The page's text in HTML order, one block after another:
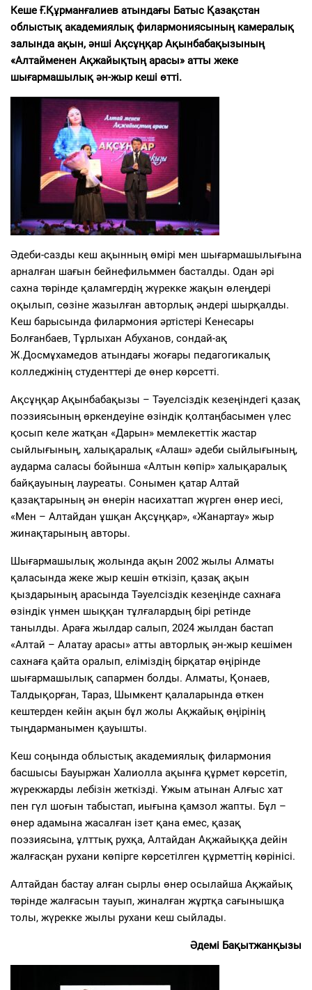
Кеше Ғ.Құрманғалиев атындағы Батыс Қазақстан
облыстық академиялық филармониясының камералық
залында ақын, әнші Ақсұңқар Ақынбабақызының
«Алтайменен Ақжайықтың арасы» атты жеке
шығармашылық ән-жыр кеші өтті.
Әдеби-сазды кеш ақынның өмірі мен шығармашылығына
арналған шағын бейнефильммен басталды. Одан әрі
сахна төрінде қаламгердің жүрекке жақын өлеңдері
оқылып, сөзіне жазылған авторлық әндері шырқалды.
Кеш барысында филармония әртістері Кенесары
Болғанбаев, Тұрлыхан Абуханов, сондай-ақ
Ж.Досмұхамедов атындағы жоғары педагогикалық
колледжінің студенттері де өнер көрсетті.
Ақсұңқар Ақынбабақызы – Тәуелсіздік кезеңіндегі қазақ
поэзиясының өркендеуіне өзіндік қолтаңбасымен үлес
қосып келе жатқан «Дарын» мемлекеттік жастар
сыйлығының, халықаралық «Алаш» әдеби сыйлығының,
аударма саласы бойынша «Алтын көпір» халықаралық
байқауының лауреаты. Сонымен қатар Алтай
қазақтарының ән өнерін насихаттап жүрген өнер иесі,
«Мен – Алтайдан ұшқан Ақсұңқар», «Жанартау» жыр
жинақтарының авторы.
Шығармашылық жолында ақын 2002 жылы Алматы
қаласында жеке жыр кешін өткізіп, қазақ ақын
қыздарының арасында Тәуелсіздік кезеңінде сахнаға
өзіндік үнмен шыққан тұлғалардың бірі ретінде
танылды. Араға жылдар салып, 2024 жылдан бастап
«Алтай – Алатау арасы» атты авторлық ән-жыр кешімен
сахнаға қайта оралып, еліміздің бірқатар өңірінде
шығармашылық сапармен болды. Алматы, Қонаев,
Талдықорған, Тараз, Шымкент қалаларында өткен
кештерден кейін ақын бұл жолы Ақжайық өңірінің
тыңдарманымен қауышты.
Кеш соңында облыстық академиялық филармония
басшысы Бауыржан Халиолла ақынға құрмет көрсетіп,
жүрекжарды лебізін жеткізді. Ұжым атынан Алғыс хат
пен гүл шоғын табыстап, иығына қамзол жапты. Бұл –
өнер адамына жасалған ізет қана емес, қазақ
поэзиясына, ұлттық рухқа, Алтайдан Ақжайыққа дейін
жалғасқан рухани көпірге көрсетілген құрметтің көрінісі.
Алтайдан бастау алған сырлы өнер осылайша Ақжайық
төрінде жалғасын тауып, жиналған жұртқа сағынышқа
толы, жүрекке жылы рухани кеш сыйлады.
Әдемі Бақытжанқызы